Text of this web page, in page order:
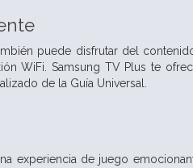
puede disfrutar del
WiFi. Samsung TV Plus te
de la Guía Universal.
experiencia de juego